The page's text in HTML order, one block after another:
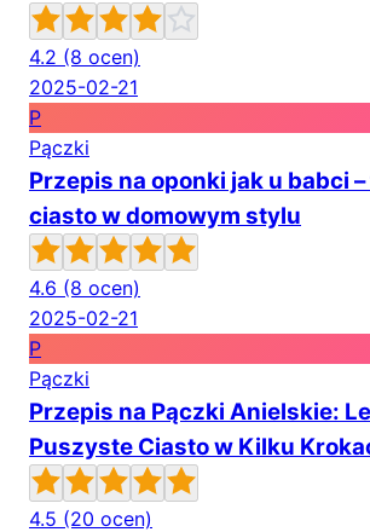
4.2 (8 ocen)
2025-02-21
P
Pączki
Przepis na oponki jak u babci
ciasto w domowym stylu
4.6 (8 ocen)
2025-02-21
P
Pączki
Przepis na Pączki Anielskie:
Puszyste Ciasto w Kilku
4.5 (20 ocen)